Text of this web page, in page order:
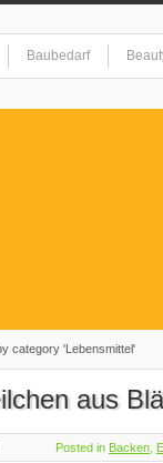
Baubedarf
category 'Lebensmittel'
aus
Posted in Backen